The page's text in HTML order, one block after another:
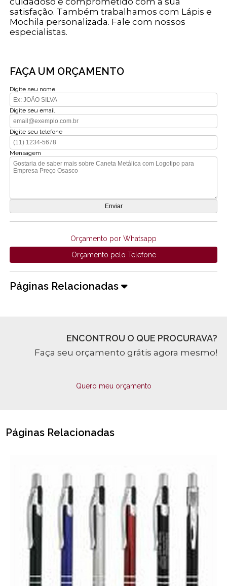
satisfação. Também trabalhamos com Lápis e
Mochila personalizada. Fale com nossos
especialistas.
FAÇA UM ORÇAMENTO
Digite seu nome
Digite seu email
Digite seu telefone
Mensagem
Orçamento por Whatsapp
Orçamento pelo Telefone
Páginas Relacionadas
ENCONTROU O QUE PROCURAVA?
Faça seu orçamento grátis agora mesmo!
Quero meu orçamento
Páginas Relacionadas